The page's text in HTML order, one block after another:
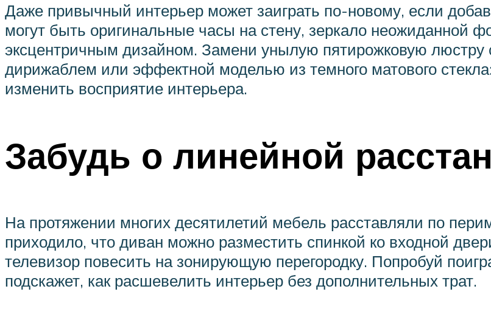
Даже привычный интерьер может заиграть по-новому, если
могут быть оригинальные часы на стену, зеркало неожиданной
эксцентричным дизайном. Замени унылую пятирожковую люстру
дирижаблем или эффектной моделью из темного матового
изменить восприятие интерьера.
Забудь о линейной
На протяжении многих десятилетий мебель расставляли по
приходило, что диван можно разместить спинкой ко входной
телевизор повесить на зонирующую перегородку. Попробуй
подскажет, как расшевелить интерьер без дополнительных трат.